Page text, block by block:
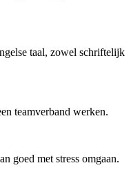
taal, zowel schriftelijk
teamverband werken.
met stress omgaan.